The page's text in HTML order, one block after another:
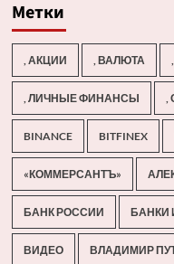
Метки
, АКЦИИ , ВАЛЮТА
, ЛИЧНЫЕ ФИНАНСЫ ,
BINANCE BITFINEX
«КОММЕРСАНТЪ»
БАНК РОССИИ БАНКИ
ВИДЕО ВЛАДИМИР